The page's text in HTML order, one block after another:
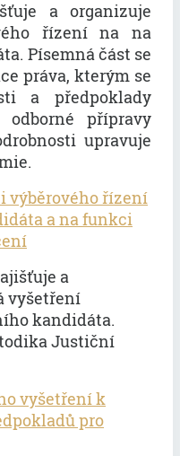
a organizuje
řízení na na
Písemná část se
práva, kterým se
a předpoklady
přípravy
upravuje
výběrového řízení
a na funkci
a
vyšetření
kandidáta.
Justiční
vyšetření k
pro